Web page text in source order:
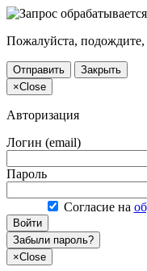
Пожалуйста, подождите,
Отправить
Закрыть
×Close
Авторизация
Логин (email)
Пароль
Согласие на
Войти
Забыли пароль?
×Close